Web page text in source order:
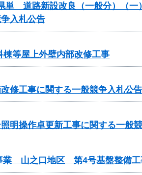
単 道路新設改良（一般分）（
入札公告
棟等屋上外壁内部改修工事
修工事に関する一般競争入札公告
明操作卓更新工事に関する一般
業 山之口地区 第4号基盤整備